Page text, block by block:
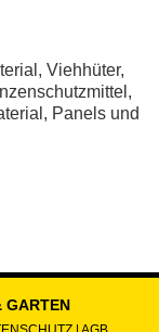
Viehhüter,
Panels und
GARTEN